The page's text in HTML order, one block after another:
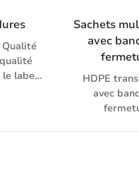
le label
la
Sachets
avec
HDPE
avec